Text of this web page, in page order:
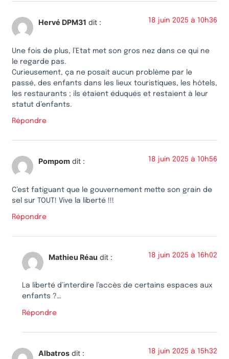
Hervé DPM31 dit : 18 juin 2025 à 10h36
Une fois de plus, l’Etat met son gros nez dans ce qui ne
le regarde pas.
Curieusement, ça ne posait aucun problème par le
passé, des enfants dans les lieux touristiques, les hôtels,
les restaurants ; ils étaient éduqués et restaient à leur
statut d’enfants.
Répondre
Pompom dit : 18 juin 2025 à 10h56
C’est fatiguant que le gouvernement mette son grain de
sel sur TOUT! Vive la liberté !!!
Répondre
Mathieu Réau dit : 18 juin 2025 à 16h02
La liberté d’interdire l’accès de certains espaces aux
enfants ?…
Répondre
Albatros dit : 18 juin 2025 à 15h32